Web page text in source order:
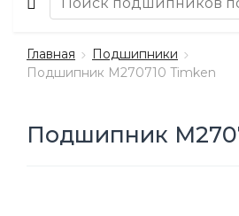
Главная
Подшипники
Подшипник M270710 Timken
Подшипник